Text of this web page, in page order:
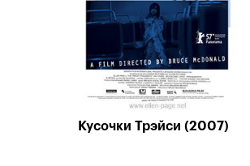
Кусочки Трэйси (2007)